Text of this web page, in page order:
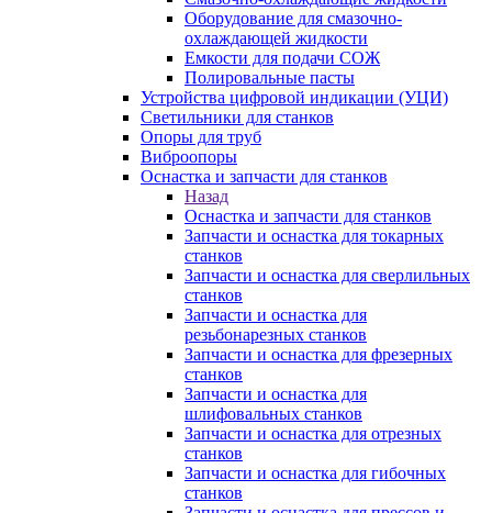
Оборудование для смазочно-
охлаждающей жидкости
Емкости для подачи СОЖ
Полировальные пасты
Устройства цифровой индикации (УЦИ)
Светильники для станков
Опоры для труб
Виброопоры
Оснастка и запчасти для станков
Назад
Оснастка и запчасти для станков
Запчасти и оснастка для токарных
станков
Запчасти и оснастка для сверлильных
станков
Запчасти и оснастка для
резьбонарезных станков
Запчасти и оснастка для фрезерных
станков
Запчасти и оснастка для
шлифовальных станков
Запчасти и оснастка для отрезных
станков
Запчасти и оснастка для гибочных
станков